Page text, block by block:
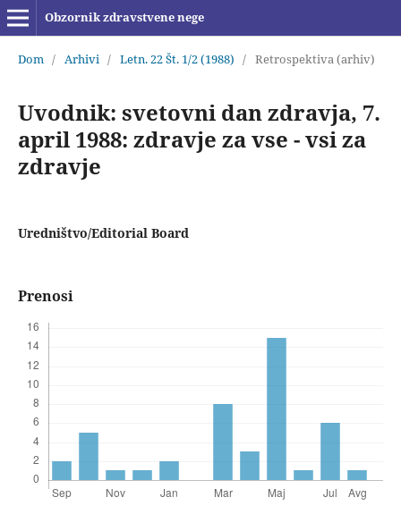
Obzornik zdravstvene nege
Dom / Arhivi / Letn. 22 Št. 1/2 (1988) / Retrospektiva (arhiv)
Uvodnik: svetovni dan zdravja, 7.
april 1988: zdravje za vse - vsi za
zdravje
Uredništvo/Editorial Board
Prenosi